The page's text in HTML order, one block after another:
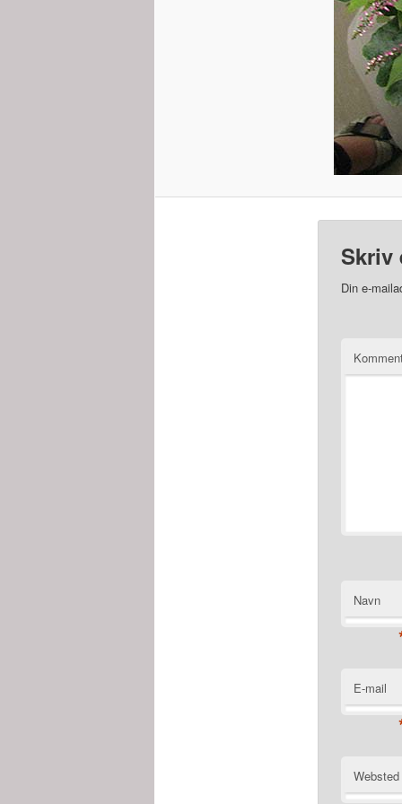
Skriv
Din e-
Navn
E-mail
Websted